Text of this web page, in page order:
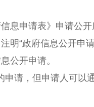
息申请表》申请公开
明“政府信息公开申
公开申请。
请，但申请人可以